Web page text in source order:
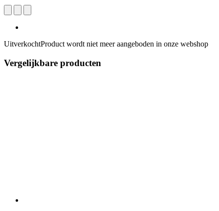
UitverkochtProduct wordt niet meer aangeboden in onze webshop
Vergelijkbare producten